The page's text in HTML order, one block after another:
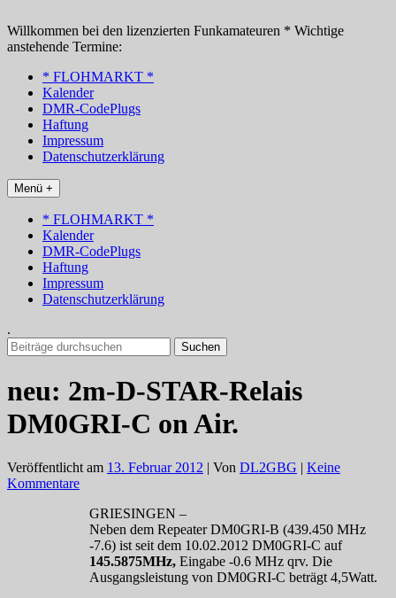
Inhalt
springen
Willkommen bei den lizenzierten Funkamateuren * Wichtige
anstehende Termine:
* FLOHMARKT *
Kalender
DMR-CodePlugs
Haftung
Impressum
Datenschutzerklärung
Menü +
* FLOHMARKT *
Kalender
DMR-CodePlugs
Haftung
Impressum
Datenschutzerklärung
.
Suchen
nach:
neu: 2m-D-STAR-Relais
DM0GRI-C on Air.
Veröffentlicht am 13. Februar 2012 | Von DL2GBG | Keine
Kommentare
GRIESINGEN –
Neben dem Repeater DM0GRI-B (439.450 MHz
-7.6) ist seit dem 10.02.2012 DM0GRI-C auf
145.5875MHz, Eingabe -0.6 MHz qrv. Die
Ausgangsleistung von DM0GRI-C beträgt 4,5Watt.